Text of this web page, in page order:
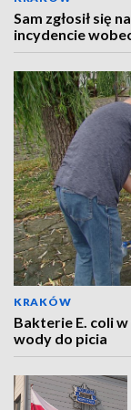
Sam zgłosił się
incydencie
KRAKÓW
Bakterie E. coli
wody do picia